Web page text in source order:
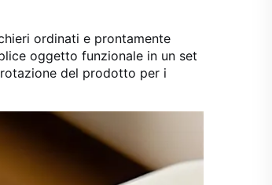
ordinati e prontamente
oggetto funzionale in un set
del prodotto per i